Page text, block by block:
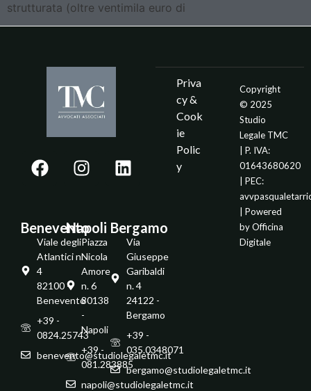
strutturata (oltre ventimila euro di
Benevento
Viale degli
Atlantici n.
4
82100 -
Benevento
+39 -
0824.25743
benevento@studiolegaletmc.it
Napoli
Piazza
Nicola
Amore
n. 6
80138
-
Napoli
+39 -
081.283885
napoli@studiolegaletmc.it
Bergamo
Via
Giuseppe
Garibaldi
n. 4
24122 -
Bergamo
+39 -
035.0348071
bergamo@studiolegaletmc.it
Priva
cy &
Cook
ie
Polic
y
Copyright
© 2025
Studio
Legale TMC
| P. IVA:
01643680620
| PEC:
| Powered
byOfficina
Digitale